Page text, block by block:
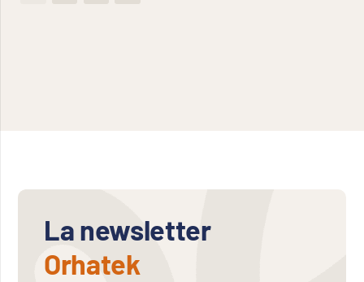
La newsletter
Orhatek